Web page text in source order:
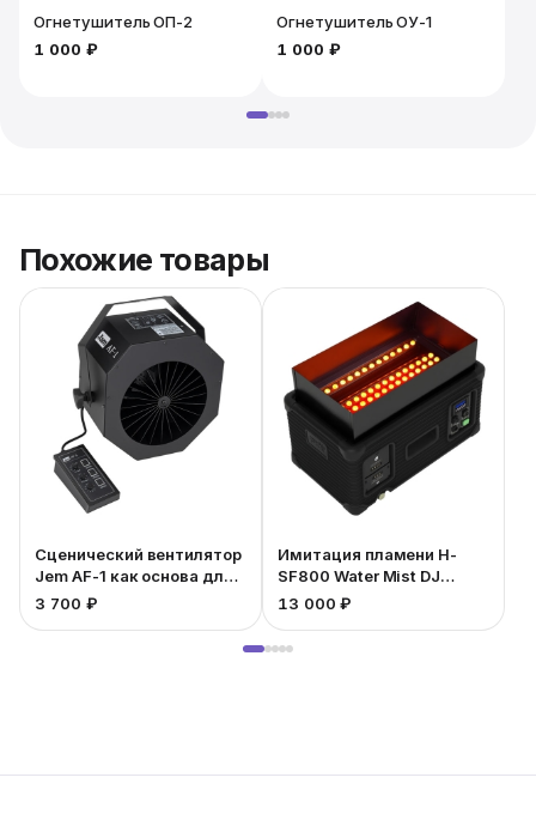
Огнетушитель ОП-2
1 000 ₽
Огнетушитель ОУ-1
1 000 ₽
Похожие товары
Сценический вентилятор
Jem AF-1 как основа для
имитации костра
3 700 ₽
Имитация пламени H-
SF800 Water Mist DJ
Power
13 000 ₽